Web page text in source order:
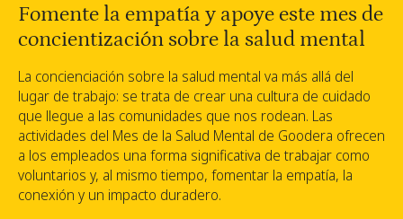
Fomente la empatía y apoye este mes de
concientización sobre la salud mental
La concienciación sobre la salud mental va más allá del
lugar de trabajo: se trata de crear una cultura de cuidado
que llegue a las comunidades que nos rodean. Las
actividades del Mes de la Salud Mental de Goodera ofrecen
a los empleados una forma significativa de trabajar como
voluntarios y, al mismo tiempo, fomentar la empatía, la
conexión y un impacto duradero.